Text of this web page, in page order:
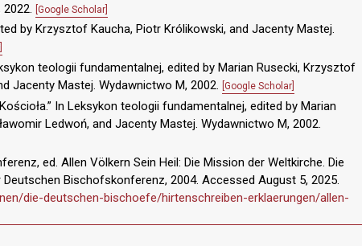
[Google Scholar]
by Krzysztof Kaucha, Piotr Królikowski, and Jacenty Mastej.
teologii fundamentalnej, edited by Marian Rusecki, Krzysztof
Jacenty Mastej. Wydawnictwo M, 2002. [Google Scholar]
In Leksykon teologii fundamentalnej, edited by Marian
Ledwoń, and Jacenty Mastej. Wydawnictwo M, 2002.
ed. Allen Völkern Sein Heil: Die Mission der Weltkirche. Die
Bischofskonferenz, 2004. Accessed August 5, 2025.
die-deutschen-bischoefe/hirtenschreiben-erklaerungen/allen-